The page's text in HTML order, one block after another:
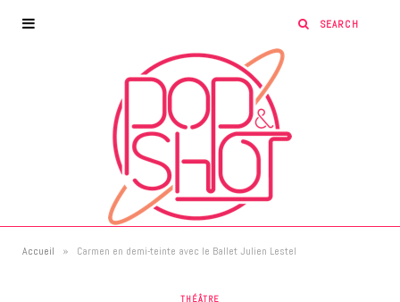
Accueil » Carmen en demi-teinte avec le Ballet Julien Lestel
THÉÂTRE